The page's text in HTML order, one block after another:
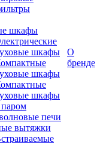
шкафы
шкафы
шкафы
шкафы
паром
печи
вытяжки
О
бренде